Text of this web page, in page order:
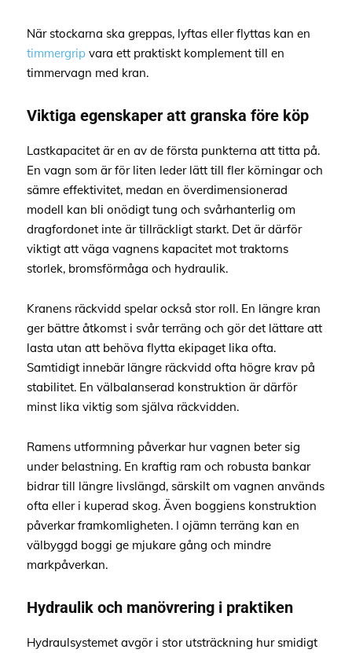
När stockarna ska greppas, lyftas eller flyttas kan en
timmergrip vara ett praktiskt komplement till en
timmervagn med kran.
Viktiga egenskaper att granska före köp
Lastkapacitet är en av de första punkterna att titta på.
En vagn som är för liten leder lätt till fler körningar och
sämre effektivitet, medan en överdimensionerad
modell kan bli onödigt tung och svårhanterlig om
dragfordonet inte är tillräckligt starkt. Det är därför
viktigt att väga vagnens kapacitet mot traktorns
storlek, bromsförmåga och hydraulik.
Kranens räckvidd spelar också stor roll. En längre kran
ger bättre åtkomst i svår terräng och gör det lättare att
lasta utan att behöva flytta ekipaget lika ofta.
Samtidigt innebär längre räckvidd ofta högre krav på
stabilitet. En välbalanserad konstruktion är därför
minst lika viktig som själva räckvidden.
Ramens utformning påverkar hur vagnen beter sig
under belastning. En kraftig ram och robusta bankar
bidrar till längre livslängd, särskilt om vagnen används
ofta eller i kuperad skog. Även boggiens konstruktion
påverkar framkomligheten. I ojämn terräng kan en
välbyggd boggi ge mjukare gång och mindre
markpåverkan.
Hydraulik och manövrering i praktiken
Hydraulsystemet avgör i stor utsträckning hur smidigt